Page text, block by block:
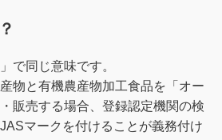
で同じ意味です。
物と有機農産物加工食品を「オー
販売する場合、登録認定機関の検
マークを付けることが義務付け